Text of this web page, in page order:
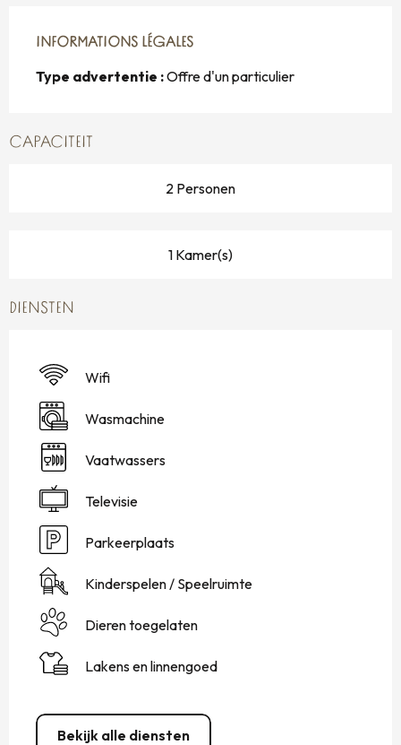
INFORMATIONS LÉGALES
INFORMATIONS LÉGALES
Type advertentie :Offre d'un particulier
CAPACITEIT
2 Personen
1 Kamer(s)
DIENSTEN
Wifi
Wasmachine
Vaatwassers
Televisie
Parkeerplaats
Kinderspelen / Speelruimte
Dieren toegelaten
Lakens en linnengoed
Bekijk alle diensten